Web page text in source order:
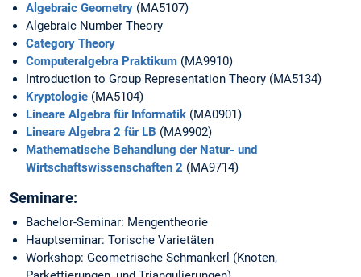
Algebraic Geometry (MA5107)
Algebraic Number Theory
Category Theory
Computeralgebra Praktikum (MA9910)
Introduction to Group Representation Theory (MA5134)
Kryptologie (MA5104)
Lineare Algebra für Informatik (MA0901)
Lineare Algebra 2 für LB (MA9902)
Mathematische Behandlung der Natur- und
Wirtschaftswissenschaften 2 (MA9714)
Seminare:
Bachelor-Seminar: Mengentheorie
Hauptseminar: Torische Varietäten
Workshop: Geometrische Schmankerl (Knoten,